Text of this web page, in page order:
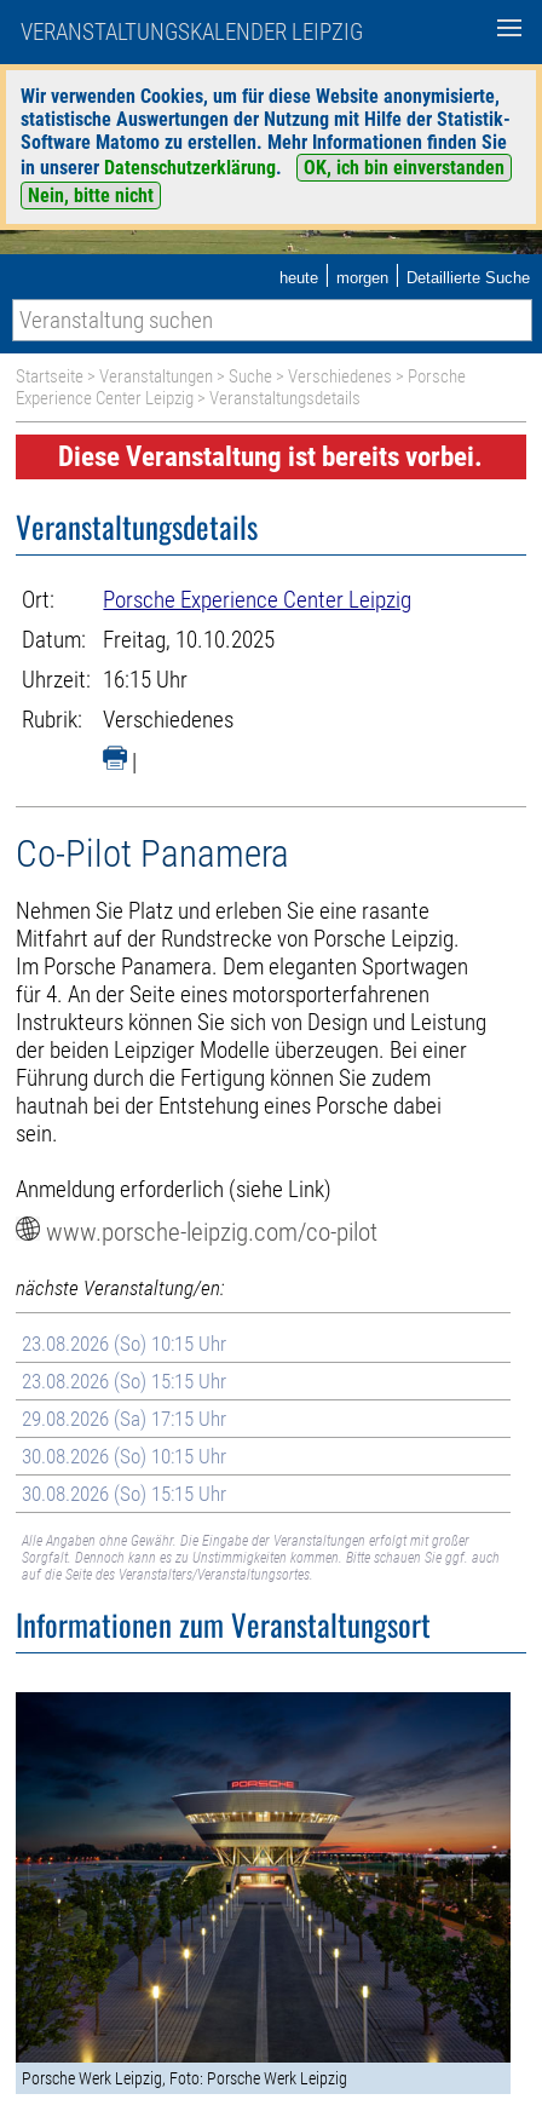
VERANSTALTUNGSKALENDER LEIPZIG
Wir verwenden Cookies, um für diese Website anonymisierte,
statistische Auswertungen der Nutzung mit Hilfe der Statistik-
Software Matomo zu erstellen. Mehr Informationen finden Sie
in unserer Datenschutzerklärung.
OK, ich bin einverstanden
Nein, bitte nicht
heute | morgen | Detaillierte Suche
Startseite >Veranstaltungen > Suche >Verschiedenes > Porsche
Experience Center Leipzig > Veranstaltungsdetails
Diese Veranstaltung ist bereits vorbei.
Veranstaltungsdetails
Ort:
Porsche Experience Center Leipzig
Datum:
Freitag, 10.10.2025
Uhrzeit: 16:15 Uhr
Rubrik:
Verschiedenes
|
Co-Pilot Panamera
Nehmen Sie Platz und erleben Sie eine rasante
Mitfahrt auf der Rundstrecke von Porsche Leipzig.
Im Porsche Panamera. Dem eleganten Sportwagen
für 4. An der Seite eines motorsporterfahrenen
Instrukteurs können Sie sich von Design und Leistung
der beiden Leipziger Modelle überzeugen. Bei einer
Führung durch die Fertigung können Sie zudem
hautnah bei der Entstehung eines Porsche dabei
sein.
Anmeldung erforderlich (siehe Link)
www.porsche-leipzig.com/co-pilot
nächste Veranstaltung/en:
23.08.2026 (So) 10:15 Uhr
23.08.2026 (So) 15:15 Uhr
29.08.2026 (Sa) 17:15 Uhr
30.08.2026 (So) 10:15 Uhr
30.08.2026 (So) 15:15 Uhr
Alle Angaben ohne Gewähr. Die Eingabe der Veranstaltungen erfolgt mit großer
Sorgfalt. Dennoch kann es zu Unstimmigkeiten kommen. Bitte schauen Sie ggf. auch
auf die Seite des Veranstalters/Veranstaltungsortes.
Informationen zum Veranstaltungsort
Porsche Werk Leipzig, Foto: Porsche Werk Leipzig